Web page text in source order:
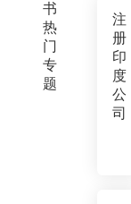
书
热
门
专
题
注
册
印
度
公
司